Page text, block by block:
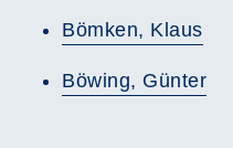
Bömken, Klaus
Böwing, Günter